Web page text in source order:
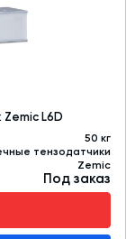
L6D
50 кг
тензодатчики
Zemic
Под заказ